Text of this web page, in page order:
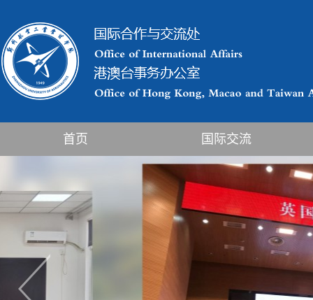
首页 国际交流